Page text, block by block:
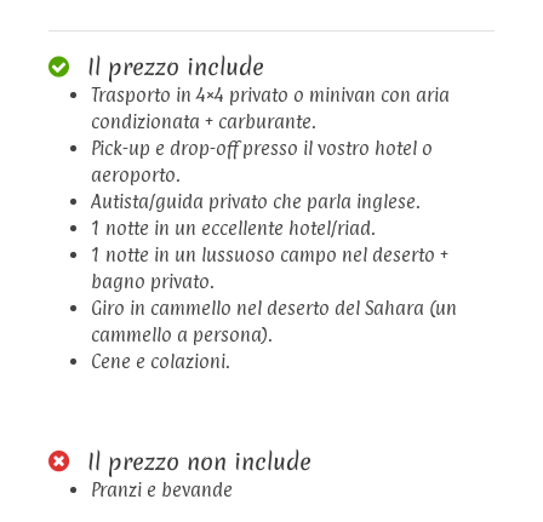
Il prezzo include
Trasporto in 4×4 privato o minivan con aria
condizionata + carburante.
Pick-up e drop-off presso il vostro hotel o
aeroporto.
Autista/guida privato che parla inglese.
1 notte in un eccellente hotel/riad.
1 notte in un lussuoso campo nel deserto +
bagno privato.
Giro in cammello nel deserto del Sahara (un
cammello a persona).
Cene e colazioni.
Il prezzo non include
Pranzi e bevande